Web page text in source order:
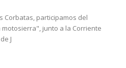
Corbatas, participamos del
junto a la Corriente
J